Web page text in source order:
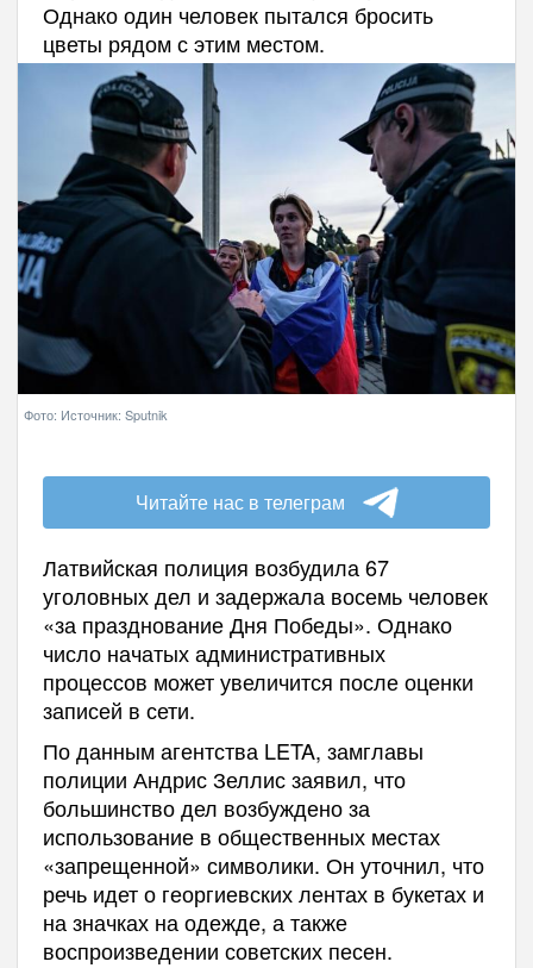
Однако один человек пытался бросить
цветы рядом с этим местом.
Фото: Источник: Sputnik
Читайте нас в телеграм
Латвийская полиция возбудила 67
уголовных дел и задержала восемь человек
«за празднование Дня Победы». Однако
число начатых административных
процессов может увеличится после оценки
записей в сети.
По данным агентства LETA, замглавы
полиции Андрис Зеллис заявил, что
большинство дел возбуждено за
использование в общественных местах
«запрещенной» символики. Он уточнил, что
речь идет о георгиевских лентах в букетах и
на значках на одежде, а также
воспроизведении советских песен.